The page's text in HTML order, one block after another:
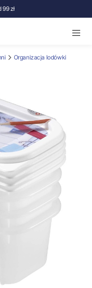
zł
Organizacja lodówki